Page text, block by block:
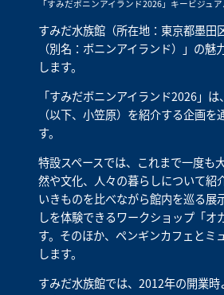
「すみだボニンアイランド2026」キービジュア
すみだ水族館（所在地：東京都墨
（別名：ボニンアイランド）」の
します。
「すみだボニンアイランド2026」
（以下、小笠原）を紹介する企画
す。
特設スペースでは、これまで一度も
然や文化、人々の暮らしについて紹
いきものを比べながら館内を巡る展
しを体験できるワークショップ「
す。そのほか、ペンギンカフェとミ
します。
すみだ水族館では、2012年の開業